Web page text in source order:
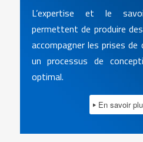
L’expertise et le
permettent de produire
accompagner les prises
un processus de
optimal.
En savoir